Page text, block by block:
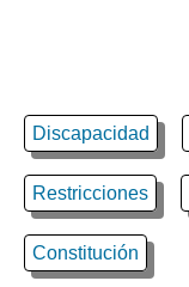
Discapacidad
Restricciones
Constitución